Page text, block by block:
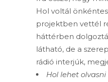
Hol voltál
projektben vettél
háttérben
látható, de a
rádió interjúk,
Hol lehet